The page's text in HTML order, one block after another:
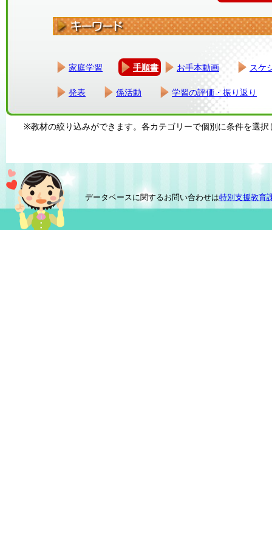
家庭学習 手順書 お手本動画 スケ
発表 係活動 学習の評価・振り返り
※教材の絞り込みができます。各カテゴリーで個別に条件を選択
データベースに関するお問い合わせは特別支援教育